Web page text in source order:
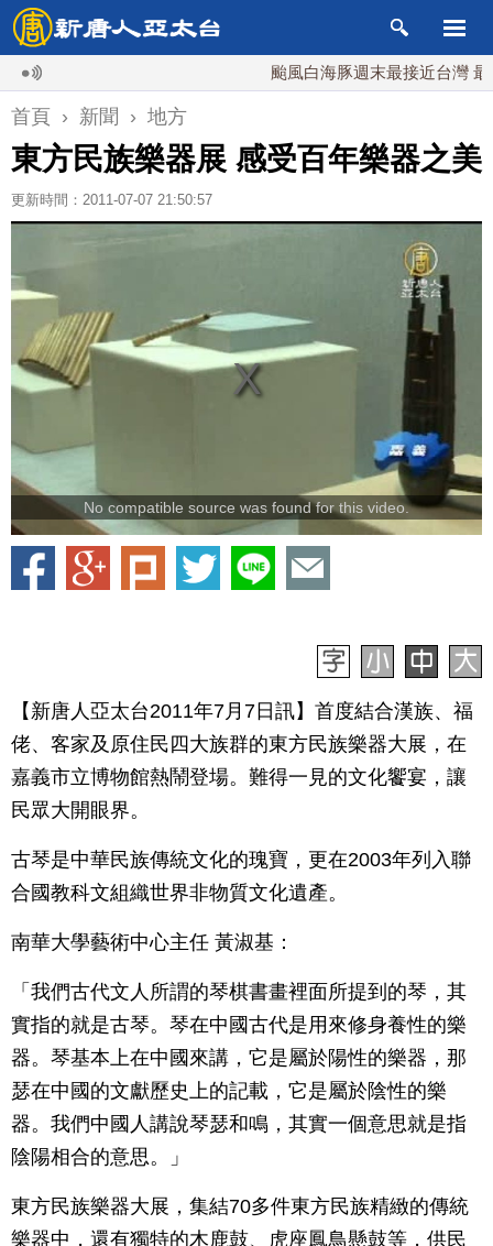
颱風白海豚週末最接近台灣 最快9日
首頁 › 新聞 › 地方
東方民族樂器展 感受百年樂器之美
更新時間：2011-07-07 21:50:57
No compatible source was found for this video.
【新唐人亞太台2011年7月7日訊】首度結合漢族、福
佬、客家及原住民四大族群的東方民族樂器大展，在
嘉義市立博物館熱鬧登場。難得一見的文化饗宴，讓
民眾大開眼界。
古琴是中華民族傳統文化的瑰寶，更在2003年列入聯
合國教科文組織世界非物質文化遺產。
南華大學藝術中心主任 黃淑基：
「我們古代文人所謂的琴棋書畫裡面所提到的琴，其
實指的就是古琴。琴在中國古代是用來修身養性的樂
器。琴基本上在中國來講，它是屬於陽性的樂器，那
瑟在中國的文獻歷史上的記載，它是屬於陰性的樂
器。我們中國人講說琴瑟和鳴，其實一個意思就是指
陰陽相合的意思。」
東方民族樂器大展，集結70多件東方民族精緻的傳統
樂器中，還有獨特的木鹿鼓、虎座鳳鳥懸鼓等，供民